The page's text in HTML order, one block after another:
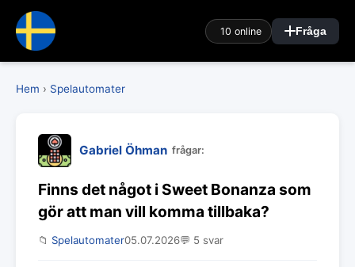
10 online Fråga
Hem › Spelautomater
Gabriel Öhman frågar:
Finns det något i Sweet Bonanza som
gör att man vill komma tillbaka?
📁 Spelautomater05.07.2026💬 5 svar